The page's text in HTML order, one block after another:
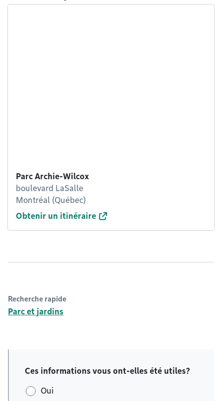
Parc Archie-Wilcox
boulevard LaSalle
Montréal (Québec)
Obtenir un itinéraire
Recherche rapide
Parc et jardins
Ces informations vous ont-elles été utiles?
Oui